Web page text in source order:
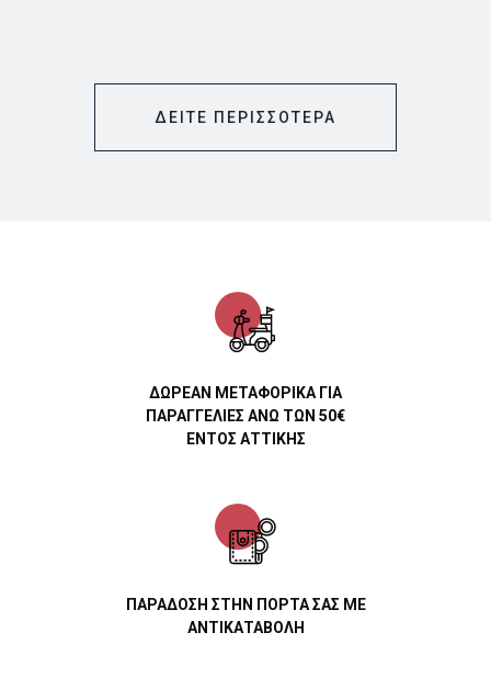
ΔΕΙΤΕ ΠΕΡΙΣΣΟΤΕΡΑ
ΔΩΡΕΑΝ ΜΕΤΑΦΟΡΙΚΑ ΓΙΑ
ΠΑΡΑΓΓΕΛΙΕΣ ΑΝΩ ΤΩΝ 50€
ΕΝΤΟΣ ΑΤΤΙΚΗΣ
ΠΑΡΑΔΟΣΗ ΣΤΗΝ ΠΟΡΤΑ ΣΑΣ ΜΕ
ΑΝΤΙΚΑΤΑΒΟΛΗ